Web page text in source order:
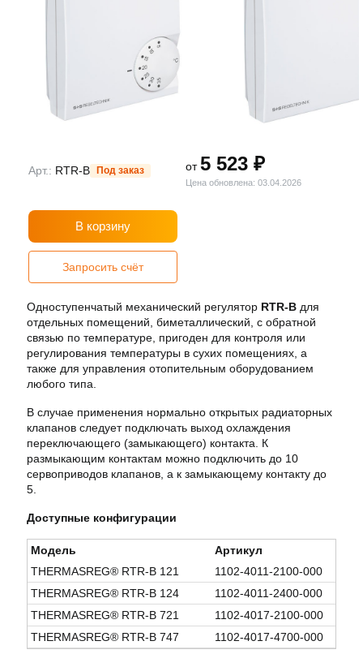
Арт.: RTR-B Под заказ от5 523 ₽
Цена обновлена: 03.04.2026
В корзину
Запросить счёт
Одноступенчатый механический регулятор RTR-B для
отдельных помещений, биметаллический, с обратной
связью по температуре, пригоден для контроля или
регулирования температуры в сухих помещениях, а
также для управления отопительным оборудованием
любого типа.
В случае применения нормально открытых радиаторных
клапанов следует подключать выход охлаждения
переключающего (замыкающего) контакта. К
размыкающим контактам можно подключить до 10
сервоприводов клапанов, а к замыкающему контакту до
5.
Доступные конфигурации
Модель
Артикул
THERMASREG® RTR-B 121
1102-4011-2100-000
THERMASREG® RTR-B 124
1102-4011-2400-000
THERMASREG® RTR-B 721
1102-4017-2100-000
THERMASREG® RTR-B 747
1102-4017-4700-000